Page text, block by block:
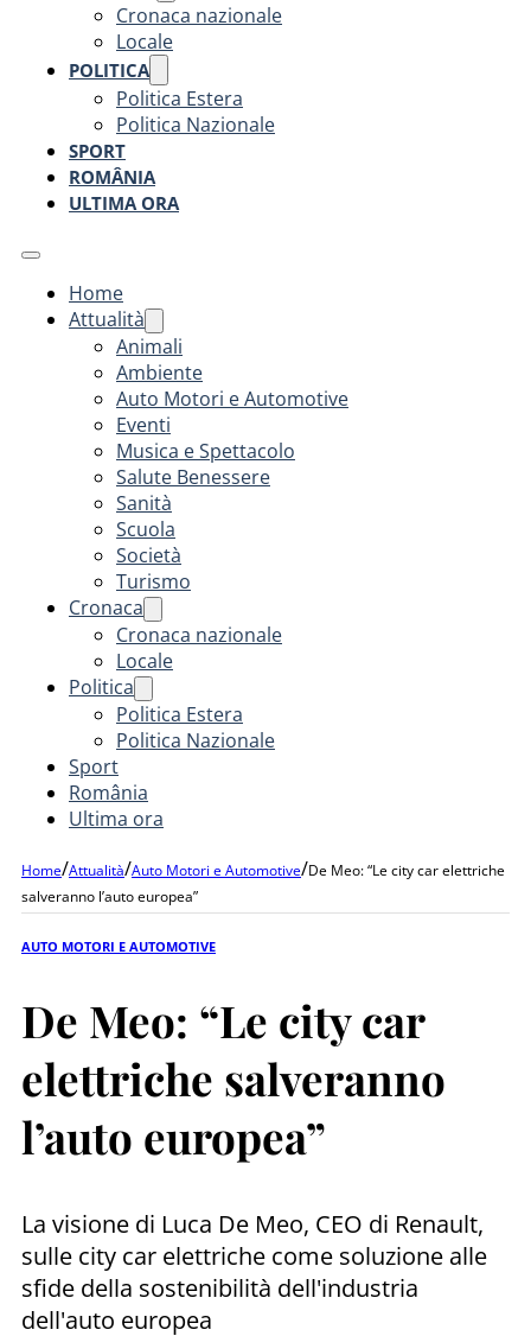
Cronaca nazionale
Locale
POLITICA
Politica Estera
Politica Nazionale
SPORT
ROMÂNIA
ULTIMA ORA
Home
Attualità
Animali
Ambiente
Auto Motori e Automotive
Eventi
Musica e Spettacolo
Salute Benessere
Sanità
Scuola
Società
Turismo
Cronaca
Cronaca nazionale
Locale
Politica
Politica Estera
Politica Nazionale
Sport
România
Ultima ora
Home/Attualità/Auto Motori e Automotive/De Meo: “Le city car elettriche
salveranno l’auto europea”
AUTO MOTORI E AUTOMOTIVE
De Meo: “Le city car
elettriche salveranno
l’auto europea”
La visione di Luca De Meo, CEO di Renault,
sulle city car elettriche come soluzione alle
sfide della sostenibilità dell'industria
dell'auto europea